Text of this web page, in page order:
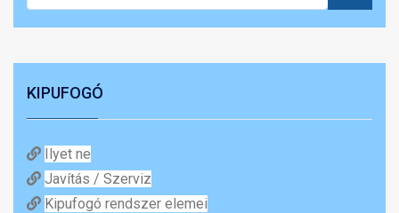
KIPUFOGÓ
Ilyet ne
Javítás / Szerviz
Kipufogó rendszer elemei